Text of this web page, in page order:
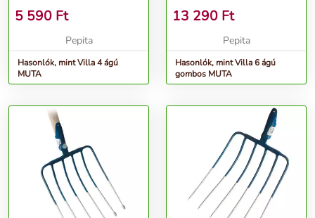
5 590 Ft
Pepita
Hasonlók, mint Villa 4 ágú
MUTA
13 290 Ft
Pepita
Hasonlók, mint Villa 6 ágú
gombos MUTA